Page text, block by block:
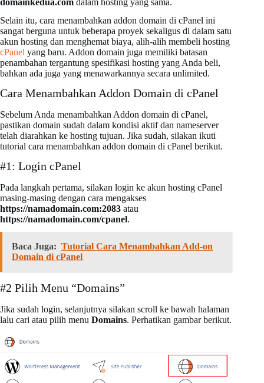
domainkedua.com dalam hosting yang sama.
Selain itu, cara menambahkan addon domain di cPanel ini
sangat berguna untuk beberapa proyek sekaligus di dalam satu
akun hosting dan menghemat biaya, alih-alih membeli hosting
cPanel yang baru. Addon domain juga memiliki batasan
penambahan tergantung spesifikasi hosting yang Anda beli,
bahkan ada juga yang menawarkannya secara unlimited.
Cara Menambahkan Addon Domain di cPanel
Sebelum Anda menambahkan Addon domain di cPanel,
pastikan domain sudah dalam kondisi aktif dan nameserver
telah diarahkan ke hosting tujuan. Jika sudah, silakan ikuti
tutorial cara menambahkan addon domain di cPanel berikut.
#1: Login cPanel
Pada langkah pertama, silakan login ke akun hosting cPanel
masing-masing dengan cara mengakses
https://namadomain.com:2083 atau
https://namadomain.com/cpanel.
Baca Juga: Tutorial Cara Menambahkan Add-on
Domain di cPanel
#2 Pilih Menu “Domains”
Jika sudah login, selanjutnya silakan scroll ke bawah halaman
lalu cari atau pilih menu Domains. Perhatikan gambar berikut.